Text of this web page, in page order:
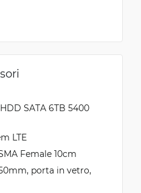
SATA 6TB 5400
LTE
Female 10cm
porta in vetro,